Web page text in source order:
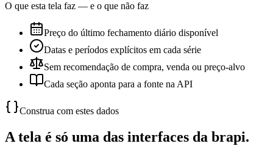
O que esta tela faz — e o que não faz
Preço do último fechamento diário disponível
Datas e períodos explícitos em cada série
Sem recomendação de compra, venda ou preço-alvo
Cada seção aponta para a fonte na API
Construa com estes dados
A tela é só uma das interfaces da brapi.